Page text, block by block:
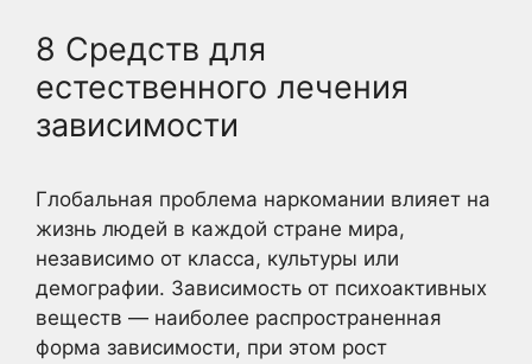
8 Средств для
естественного лечения
зависимости
Глобальная проблема наркомании влияет на
жизнь людей в каждой стране мира,
независимо от класса, культуры или
демографии. Зависимость от психоактивных
веществ — наиболее распространенная
форма зависимости, при этом рост